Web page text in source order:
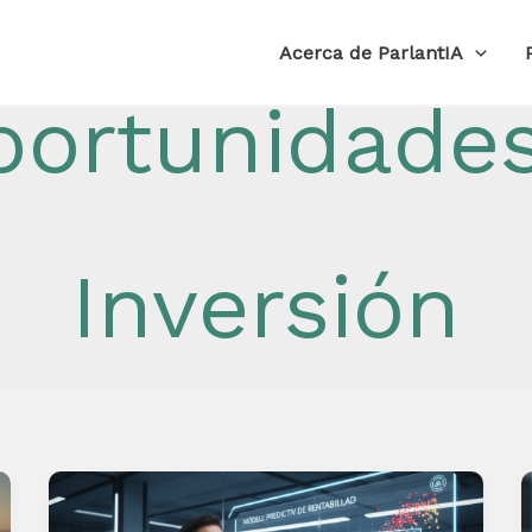
Acerca de ParlantIA
Inversión
Rentabilidad
esperada